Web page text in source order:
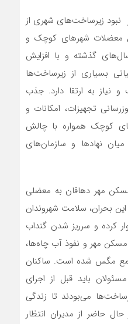
نبود زیرساخت‌های شهری از
معضلات شهرهای کوچک و
گذشته و با افزایش
بسیاری از زیرساخت‌ها
نیاز به ارتقا دارد. جذب
تجهیزات، امکانات و
کوچک همواره با چالش
میان نهادها و سازمان‌های
مهر دهاقان به معضلی
بحران، سلامت شهروندان
کرده و سرریز شدن گنداب
مهر و نفوذ آب چاه‌ها،
مگس شده است. ساکنان
باید قبل از اجرای
می‌بودند تا زندگی
حاضر از مدیران انتظار